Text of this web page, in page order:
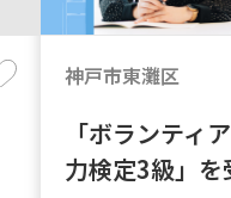
神戸市東灘区
「ボランティ
力検定3級」を